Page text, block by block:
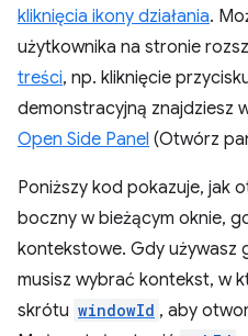
kliknięcia ikony działania.
użytkownika na stronie
treści, np. kliknięcie
demonstracyjną znajdziesz
Open Side Panel (Otwórz
Poniższy kod pokazuje, jak
boczny w bieżącym oknie,
kontekstowe. Gdy używasz
musisz wybrać kontekst, w
skrótu windowId , aby